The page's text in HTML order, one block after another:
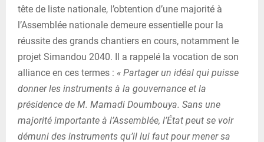
tête de liste nationale, l’obtention d’une majorité à
l’Assemblée nationale demeure essentielle pour la
réussite des grands chantiers en cours, notamment le
projet Simandou 2040. Il a rappelé la vocation de son
alliance en ces termes : « Partager un idéal qui puisse
donner les instruments à la gouvernance et la
présidence de M. Mamadi Doumbouya. Sans une
majorité importante à l’Assemblée, l’État peut se voir
démuni des instruments qu’il lui faut pour mener sa